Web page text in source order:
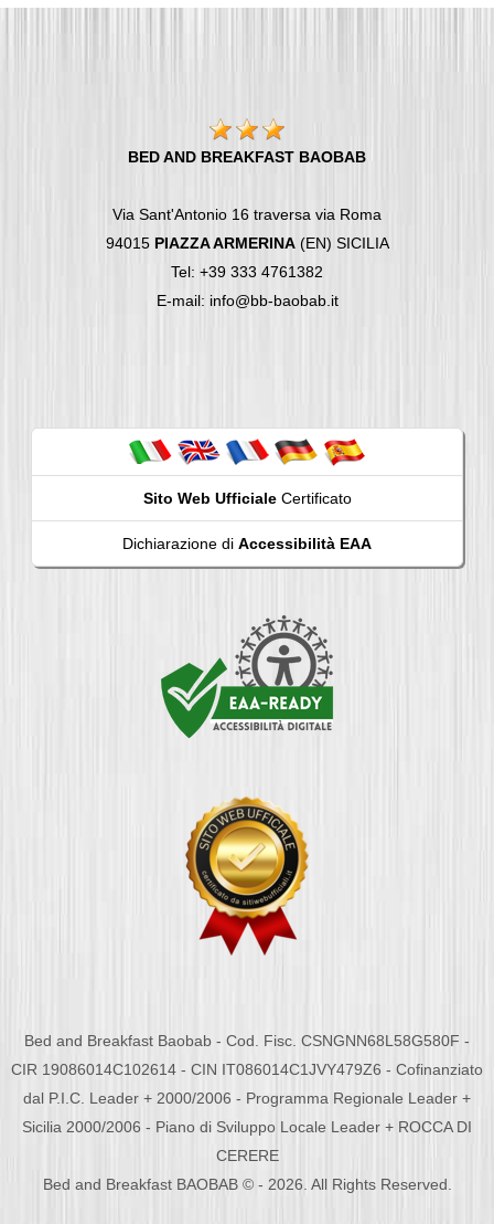
BED AND BREAKFAST BAOBAB
Via Sant'Antonio 16 traversa via Roma
94015 PIAZZA ARMERINA(EN) SICILIA
Tel: +39 333 4761382
E-mail: info@bb-baobab.it
Sito Web UfficialeCertificato
Dichiarazione di Accessibilità EAA
Bed and Breakfast Baobab - Cod. Fisc. CSNGNN68L58G580F -
CIR 19086014C102614 - CIN IT086014C1JVY479Z6 - Cofinanziato
dal P.I.C. Leader + 2000/2006 - Programma Regionale Leader +
Sicilia 2000/2006 - Piano di Sviluppo Locale Leader + ROCCA DI
CERERE
Bed and Breakfast BAOBAB © - 2026. All Rights Reserved.